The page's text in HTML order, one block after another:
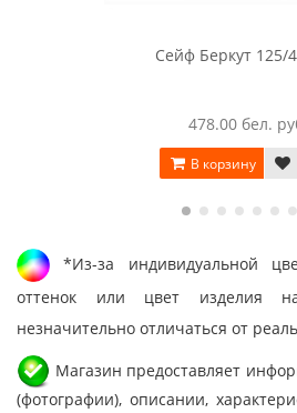
Сейф Беркут 125/
478.00 бел.
В корзину
*Из-за индивидуальной
оттенок или цвет изделия
незначительно отличаться от
Магазин предоставляет
(фотографии), описании,